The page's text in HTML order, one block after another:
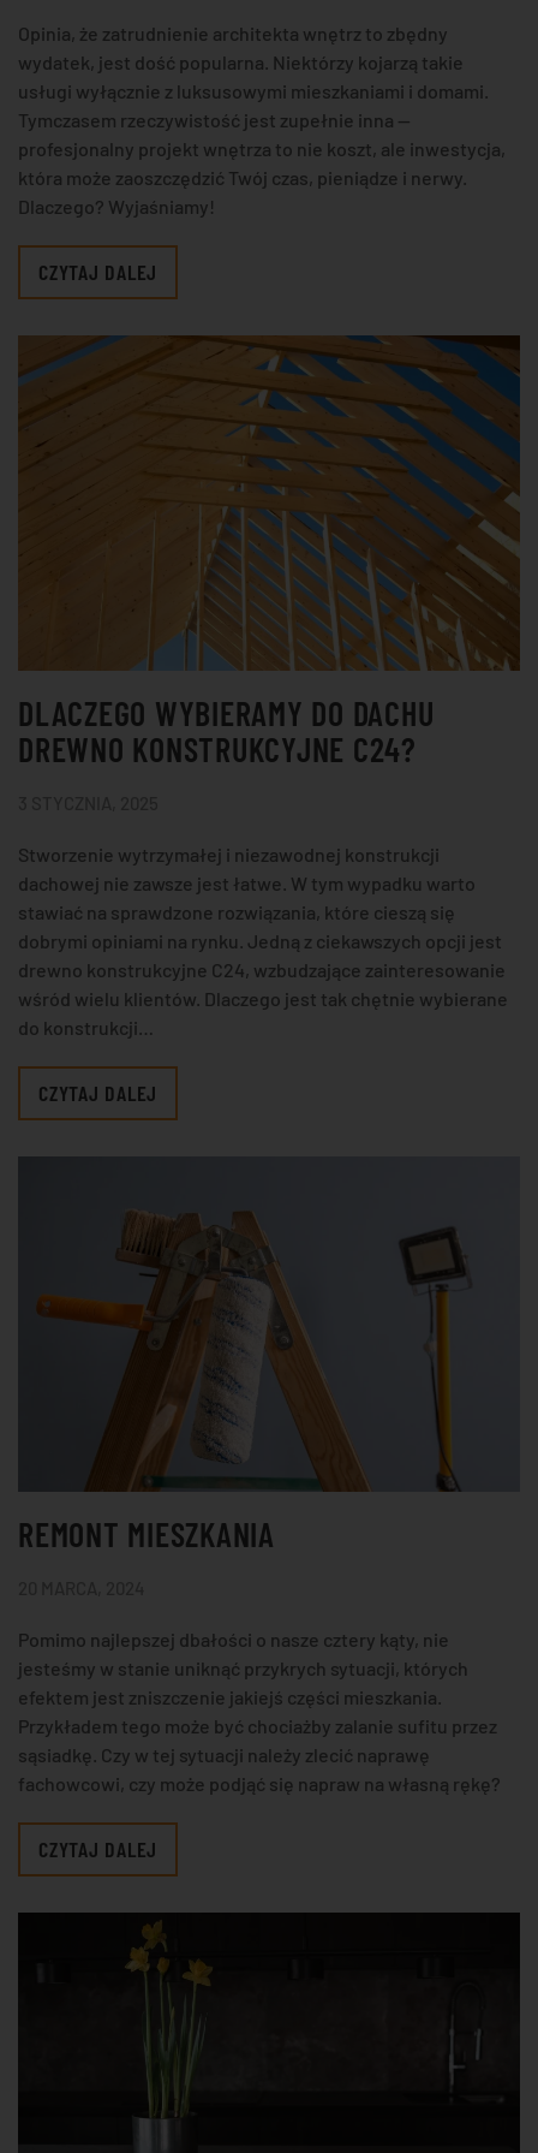
Opinia, że zatrudnienie architekta wnętrz to zbędny
wydatek, jest dość popularna. Niektórzy kojarzą takie
usługi wyłącznie z luksusowymi mieszkaniami i domami.
Tymczasem rzeczywistość jest zupełnie inna —
profesjonalny projekt wnętrza to nie koszt, ale inwestycja,
która może zaoszczędzić Twój czas, pieniądze i nerwy.
Dlaczego? Wyjaśniamy!
CZYTAJ DALEJ
DLACZEGO WYBIERAMY DO DACHU
DREWNO KONSTRUKCYJNE C24?
Stworzenie wytrzymałej i niezawodnej konstrukcji
dachowej nie zawsze jest łatwe. W tym wypadku warto
stawiać na sprawdzone rozwiązania, które cieszą się
dobrymi opiniami na rynku. Jedną z ciekawszych opcji jest
drewno konstrukcyjne C24, wzbudzające zainteresowanie
wśród wielu klientów. Dlaczego jest tak chętnie wybierane
do konstrukcji…
CZYTAJ DALEJ
REMONT MIESZKANIA
Pomimo najlepszej dbałości o nasze cztery kąty, nie
jesteśmy w stanie uniknąć przykrych sytuacji, których
efektem jest zniszczenie jakiejś części mieszkania.
Przykładem tego może być chociażby zalanie sufitu przez
sąsiadkę. Czy w tej sytuacji należy zlecić naprawę
fachowcowi, czy może podjąć się napraw na własną rękę?
CZYTAJ DALEJ